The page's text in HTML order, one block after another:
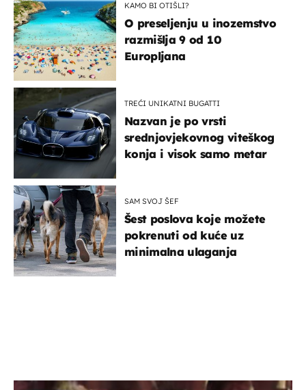
KAMO BI OTIŠLI?
O preseljenju u inozemstvo
razmišlja 9 od 10
Europljana
TREĆI UNIKATNI BUGATTI
Nazvan je po vrsti
srednjovjekovnog viteškog
konja i visok samo metar
SAM SVOJ ŠEF
Šest poslova koje možete
pokrenuti od kuće uz
minimalna ulaganja